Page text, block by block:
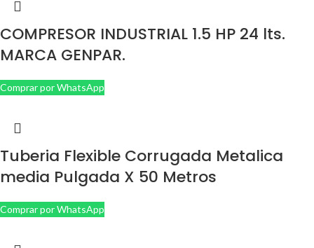
COMPRESOR INDUSTRIAL 1.5 HP 24 lts.
MARCA GENPAR.
Comprar por WhatsApp
Tuberia Flexible Corrugada Metalica
media Pulgada X 50 Metros
Comprar por WhatsApp